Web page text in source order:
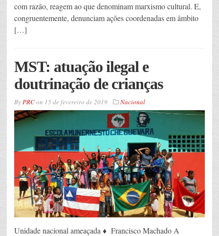
com razão, reagem ao que denominam marxismo cultural. E,
congruentemente, denunciam ações coordenadas em âmbito
[…]
MST: atuação ilegal e
doutrinação de crianças
By PRCon 15 de fevereiro de 2019 Nacional
Unidade nacional ameaçada ♦ Francisco Machado A